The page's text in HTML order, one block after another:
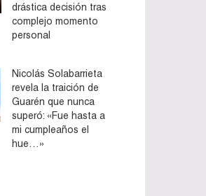
drástica decisión tras
complejo momento
personal
Nicolás Solabarrieta
revela la traición de
Guarén que nunca
superó: «Fue hasta a
mi cumpleaños el
hue…»